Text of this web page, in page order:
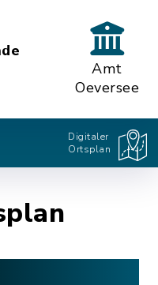
Amt
Oeversee
Digitaler
Ortsplan